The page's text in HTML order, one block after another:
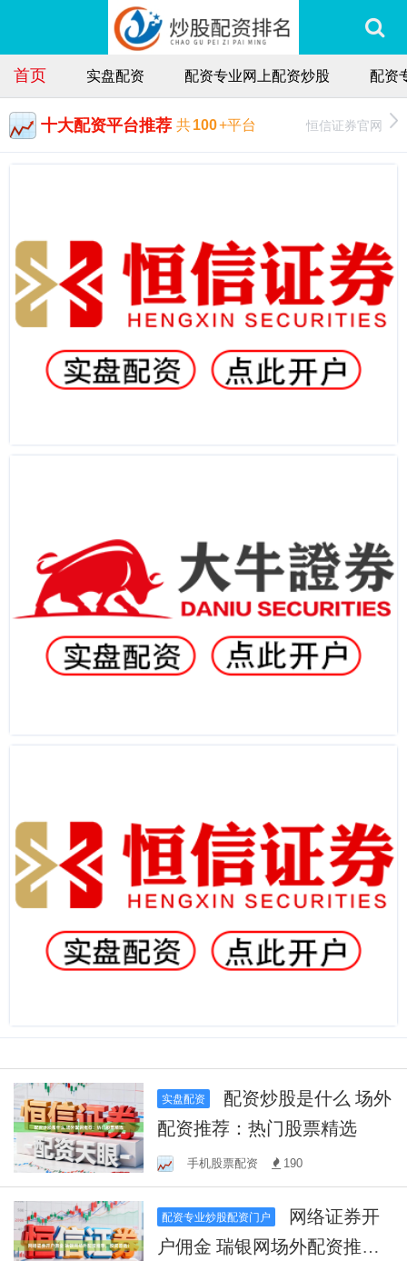
首页 实盘配资 配资专业网上配资炒股 配资
十大配资平台推荐 共100+平台 恒信证券官网
实盘配资
配资推荐：热门股票精选
手机股票配资 190
配资专业炒股配资门户
户佣金 瑞银网场外配资推